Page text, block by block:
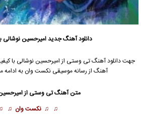
دانلود آهنگ جدیدامیرحسین نوشالی
جهت دانلود آهنگ تی وستی از امیرحسین نوشالی
آهنگ از رسانه موسیقی نکست وان به ادامه
متن آهنگ تی وستی از
♫ ♫ نکست وان ♫